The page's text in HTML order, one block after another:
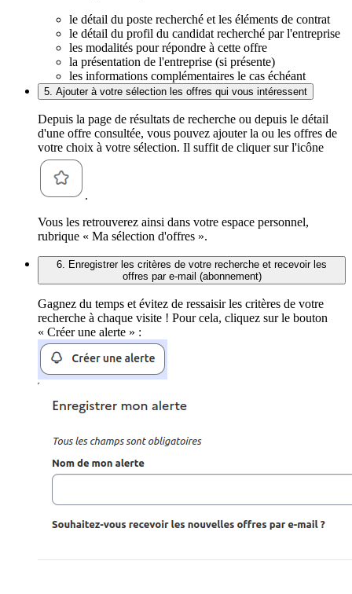
le détail du poste recherché et les éléments de contrat
le détail du profil du candidat recherché par l'entreprise
les modalités pour répondre à cette offre
la présentation de l'entreprise (si présente)
les informations complémentaires le cas échéant
5. Ajouter à votre sélection les offres qui vous intéressent
Depuis la page de résultats de recherche ou depuis le détail
d'une offre consultée, vous pouvez ajouter la ou les offres de
votre choix à votre sélection. Il suffit de cliquer sur l'icône
.
Vous les retrouverez ainsi dans votre espace personnel,
rubrique « Ma sélection d'offres ».
6. Enregistrer les critères de votre recherche et recevoir les
offres par e-mail (abonnement)
Gagnez du temps et évitez de ressaisir les critères de votre
recherche à chaque visite ! Pour cela, cliquez sur le bouton
« Créer une alerte » :